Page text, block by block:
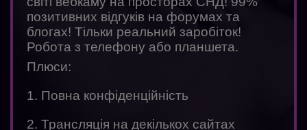
позитивних відгуків на форумах та
блогах! Тільки реальний заробіток!
Робота з телефону або планшета.
Плюси:
1. Повна конфіденційність
2. Трансляція на декількох сайтах